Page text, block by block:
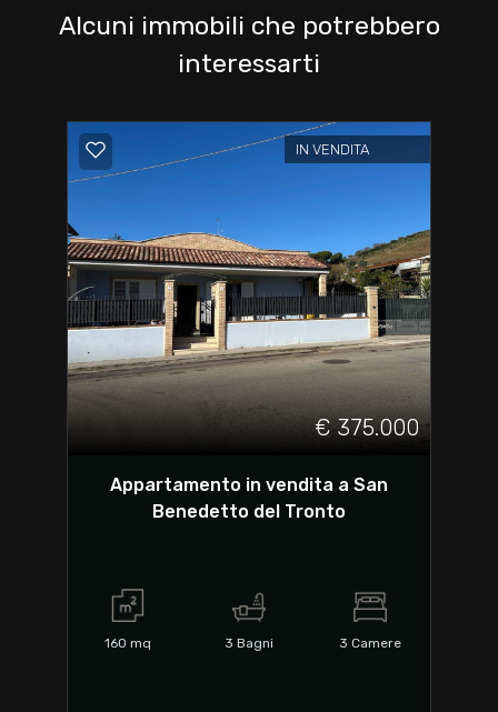
Alcuni immobili che potrebbero
interessarti
IN VENDITA
€ 375.000
Appartamento in vendita a San
Benedetto del Tronto
160 mq 3 Bagni 3 Camere